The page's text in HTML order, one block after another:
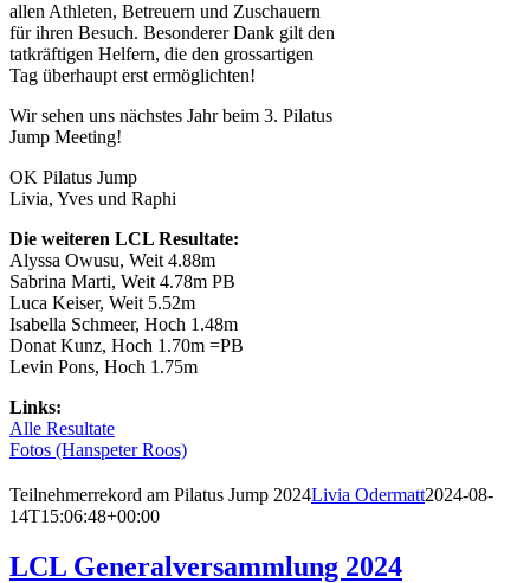
allen Athleten, Betreuern und Zuschauern
für ihren Besuch. Besonderer Dank gilt den
tatkräftigen Helfern, die den grossartigen
Tag überhaupt erst ermöglichten!
Wir sehen uns nächstes Jahr beim 3. Pilatus
Jump Meeting!
OK Pilatus Jump
Livia, Yves und Raphi
Die weiteren LCL Resultate:
Alyssa Owusu, Weit 4.88m
Sabrina Marti, Weit 4.78m PB
Luca Keiser, Weit 5.52m
Isabella Schmeer, Hoch 1.48m
Donat Kunz, Hoch 1.70m =PB
Levin Pons, Hoch 1.75m
Links:
Alle Resultate
Fotos (Hanspeter Roos)
Teilnehmerrekord am Pilatus Jump 2024Livia Odermatt2024-08-
14T15:06:48+00:00
LCL Generalversammlung 2024